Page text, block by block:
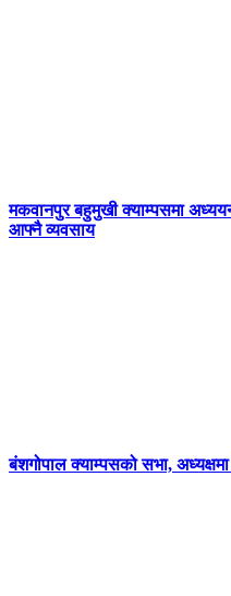
मकवानपुर बहुमुखी क्याम्पसमा
आफ्नै व्यवसाय
बंशगोपाल क्याम्पसको सभा,